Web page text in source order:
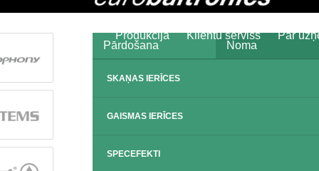
Produkcija Klientu serviss
Par
Pārdošana
Noma
SKAŅAS IERĪCES
GAISMAS IERĪCES
SPECEFEKTI